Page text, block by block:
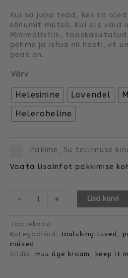
Kui sa juba tead, kes sa
sõnumit mütsil. Kui siis vaid
Minimalistlik,
pehme ja istub nii hästi, et
peas on.
Värv
Helesinine Lavendel
Heleroheline
Pakime, Su tellimuse
Vaata lisainfot pakkimise
- + Lisa korvi
Tootekood: -
Kategooriad: Jõulukingitused ,
naised
Sildid: muu äge kraam , keep it